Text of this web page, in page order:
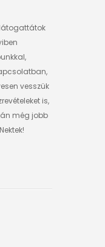
vesszük
is,
még jobb